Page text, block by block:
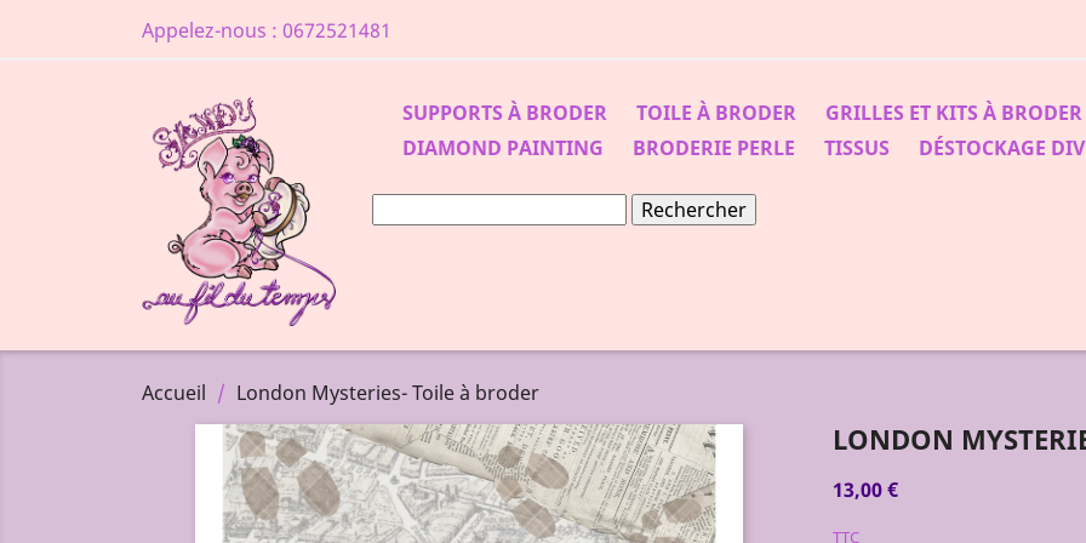
Appelez-nous : 0672521481
SUPPORTS À BRODER TOILE À BRODER GRILLES ET KITS À BRODER
DIAMOND PAINTING
BRODERIE PERLE TISSUS DÉSTOCKAGE
Rechercher
Accueil London Mysteries- Toile à broder
LONDON
13,00 €
TTC